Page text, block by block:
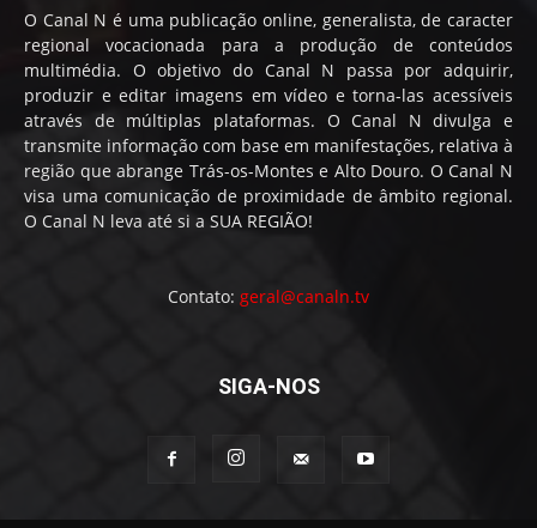
O Canal N é uma publicação online, generalista, de caracter
regional vocacionada para a produção de conteúdos
multimédia. O objetivo do Canal N passa por adquirir,
produzir e editar imagens em vídeo e torna-las acessíveis
através de múltiplas plataformas. O Canal N divulga e
transmite informação com base em manifestações, relativa à
região que abrange Trás-os-Montes e Alto Douro. O Canal N
visa uma comunicação de proximidade de âmbito regional.
O Canal N leva até si a SUA REGIÃO!
Contato: geral@canaln.tv
SIGA-NOS